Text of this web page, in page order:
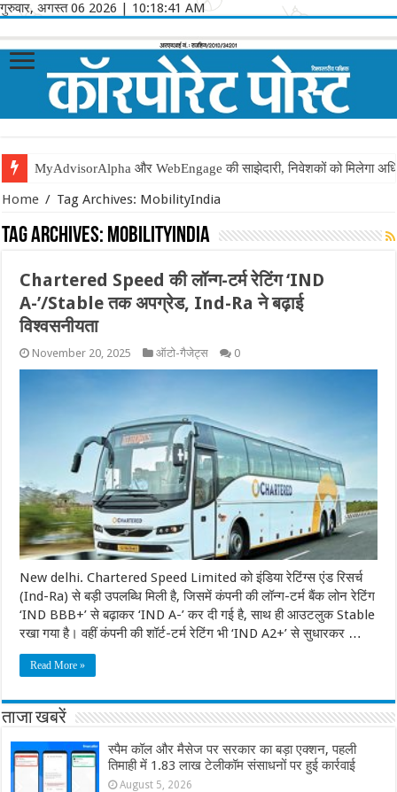
गुरुवार, अगस्त 06 2026 | 10:18:41 AM
MyAdvisorAlpha और WebEngage की साझेदारी, निवेशकों को मिलेगा
Home / Tag Archives: MobilityIndia
Tag Archives: MobilityIndia
Chartered Speed की लॉन्ग-टर्म रेटिंग ‘IND
A-’/Stable तक अपग्रेड, Ind-Ra ने बढ़ाई
विश्वसनीयता
November 20, 2025 ऑटो-गैजेट्स 0
New delhi. Chartered Speed Limited को इंडिया रेटिंग्स एंड रिसर्च
(Ind-Ra) से बड़ी उपलब्धि मिली है, जिसमें कंपनी की लॉन्ग-टर्म बैंक लोन रेटिंग
‘IND BBB+’ से बढ़ाकर ‘IND A-’ कर दी गई है, साथ ही आउटलुक Stable
रखा गया है। वहीं कंपनी की शॉर्ट-टर्म रेटिंग भी ‘IND A2+’ से सुधारकर …
Read More »
ताजा खबरें
स्पैम कॉल और मैसेज पर सरकार का बड़ा एक्शन, पहली
तिमाही में 1.83 लाख टेलीकॉम संसाधनों पर हुई कार्रवाई
August 5, 2026